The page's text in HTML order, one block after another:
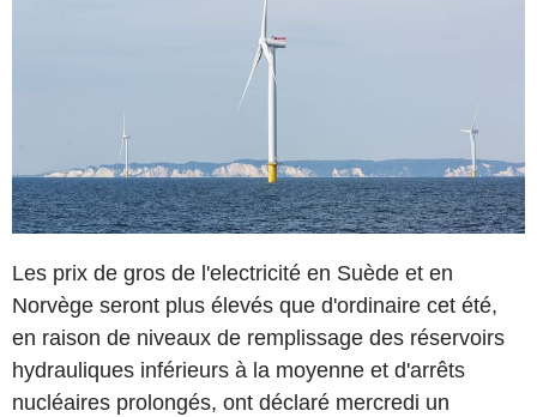
Les prix de gros de l'electricité en Suède et en
Norvège seront plus élevés que d'ordinaire cet été,
en raison de niveaux de remplissage des réservoirs
hydrauliques inférieurs à la moyenne et d'arrêts
nucléaires prolongés, ont déclaré mercredi un